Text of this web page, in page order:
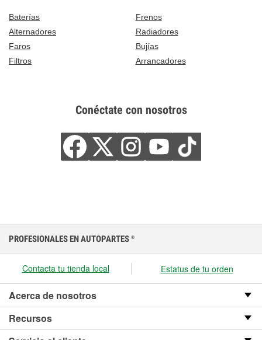
Baterías
Frenos
Alternadores
Radiadores
Faros
Bujías
Filtros
Arrancadores
Conéctate con nosotros
PROFESIONALES EN AUTOPARTES ®
Contacta tu tienda local Estatus de tu orden
Acerca de nosotros
Recursos